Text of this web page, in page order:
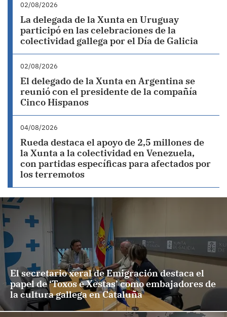
02/08/2026
La delegada de la Xunta en Uruguay
participó en las celebraciones de la
colectividad gallega por el Día de Galicia
02/08/2026
El delegado de la Xunta en Argentina se
reunió con el presidente de la compañía
Cinco Hispanos
04/08/2026
Rueda destaca el apoyo de 2,5 millones de
la Xunta a la colectividad en Venezuela,
con partidas específicas para afectados por
los terremotos
El secretario xeral de Emigración destaca el
papel de ‘Toxos e Xestas’ como embajadores de
la cultura gallega en Cataluña